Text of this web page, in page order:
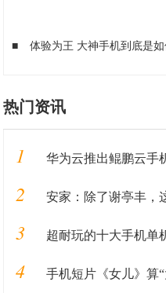
■ 体验为王 大神手机到底是
热门资讯
1 华为云推出鲲鹏云手
2 安家：除了谢亭丰，这几个
3 超耐玩的十大手机单
4 手机短片《女儿》算“